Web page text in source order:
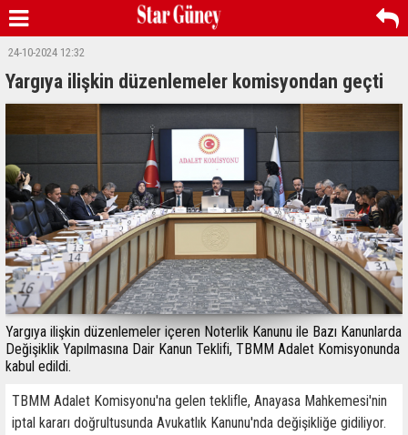
24-10-2024 12:32
Yargıya ilişkin düzenlemeler komisyondan geçti
Yargıya ilişkin düzenlemeler içeren Noterlik Kanunu ile Bazı Kanunlarda
Değişiklik Yapılmasına Dair Kanun Teklifi, TBMM Adalet Komisyonunda
kabul edildi.
TBMM Adalet Komisyonu'na gelen teklifle, Anayasa Mahkemesi'nin
iptal kararı doğrultusunda Avukatlık Kanunu'nda değişikliğe gidiliyor.